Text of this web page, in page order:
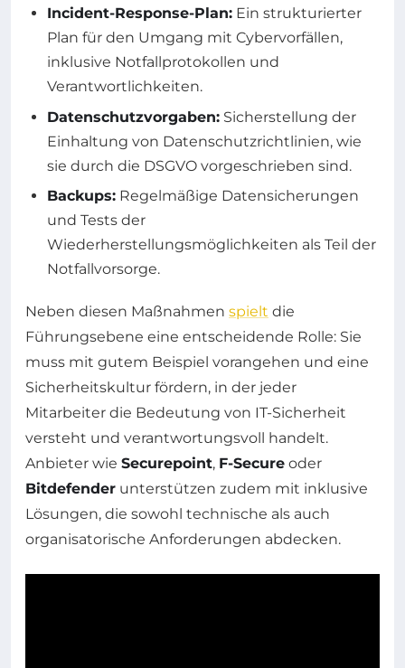
Incident-Response-Plan: Ein strukturierter
Plan für den Umgang mit Cybervorfällen,
inklusive Notfallprotokollen und
Verantwortlichkeiten.
Datenschutzvorgaben: Sicherstellung der
Einhaltung von Datenschutzrichtlinien, wie
sie durch die DSGVO vorgeschrieben sind.
Backups: Regelmäßige Datensicherungen
und Tests der
Wiederherstellungsmöglichkeiten als Teil der
Notfallvorsorge.
Neben diesen Maßnahmen spielt die
Führungsebene eine entscheidende Rolle: Sie
muss mit gutem Beispiel vorangehen und eine
Sicherheitskultur fördern, in der jeder
Mitarbeiter die Bedeutung von IT-Sicherheit
versteht und verantwortungsvoll handelt.
Anbieter wie Securepoint, F-Secure oder
Bitdefender unterstützen zudem mit inklusive
Lösungen, die sowohl technische als auch
organisatorische Anforderungen abdecken.